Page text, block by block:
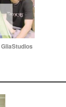
t
e
GliaStudios